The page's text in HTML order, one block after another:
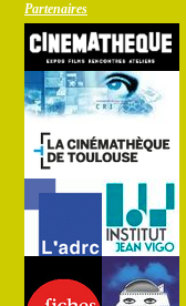
Partenaires